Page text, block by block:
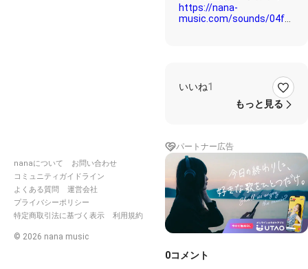
nanaについて
お問い合わせ
コミュニティガイドライン
よくある質問
運営会社
プライバシーポリシー
特定商取引法に基づく表示
利用規約
© 2026 nana music
https://nana-
music.com/sounds/
music.com/sounds/
https://nana-
music.com/sounds/
●君が光に変えて行く 【空
https://nana-
music.com/sounds/
●君の銀の庭（オルゴール
いいね1
もっと見る
パートナー広告
0コメント